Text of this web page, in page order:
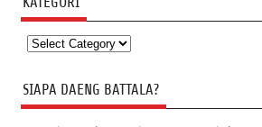
Kategori
SIAPA DAENG BATTALA?